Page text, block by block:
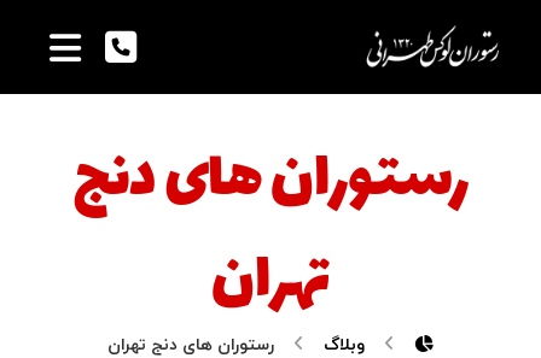
رستوران های دنج
تهران
وبلاگ رستوران های دنج تهران